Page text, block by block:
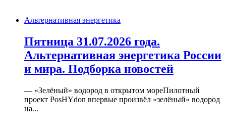
Альтернативная энергетика
Пятница 31.07.2026 года.
Альтернативная энергетика России
и мира. Подборка новостей
— «Зелёный» водород в открытом мореПилотный
проект PosHYdon впервые произвёл «зелёный» водород
на...